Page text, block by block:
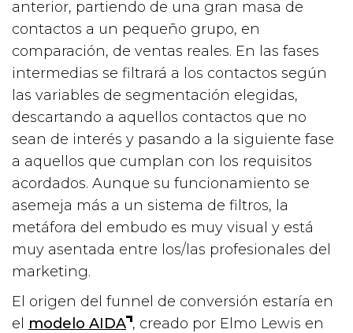
anterior, partiendo de una gran masa de
contactos a un pequeño grupo, en
comparación, de ventas reales. En las fases
intermedias se filtrará a los contactos según
las variables de segmentación elegidas,
descartando a aquellos contactos que no
sean de interés y pasando a la siguiente fase
a aquellos que cumplan con los requisitos
acordados. Aunque su funcionamiento se
asemeja más a un sistema de filtros, la
metáfora del embudo es muy visual y está
muy asentada entre los/las profesionales del
marketing.
El origen del funnel de conversión estaría en
el modelo AIDA , creado por Elmo Lewis en